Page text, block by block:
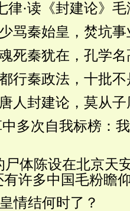
律·读《封建论》毛
骂秦始皇，焚坑
死秦犹在，孔学
行秦政法，十批
人封建论，莫从
多次自我标榜：
尸体陈设在北京天
许多中国毛粉瞻
情结何时了？